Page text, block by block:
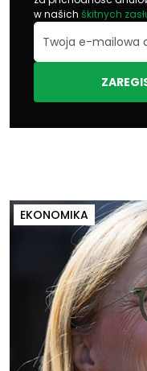
w našich škitnych
EKONOMIKA